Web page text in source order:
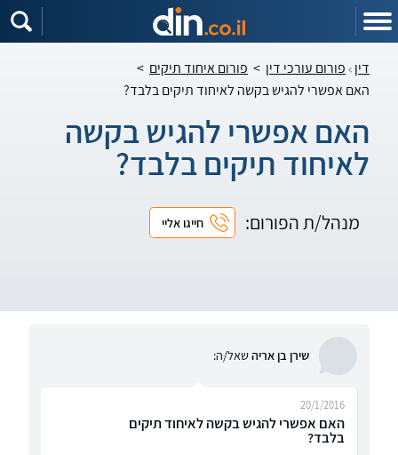
דין פורום עורכי דין > פורום איחוד תיקים >
האם אפשרי להגיש בקשה לאיחוד תיקים בלבד?
האם אפשרי להגיש בקשה
לאיחוד תיקים בלבד?
מנהל/ת הפורום: חייגו אליי
שירן בן אריהשאל/ה:
האם אפשרי להגיש בקשה לאיחוד תיקים
בלבד?
20/1/2016